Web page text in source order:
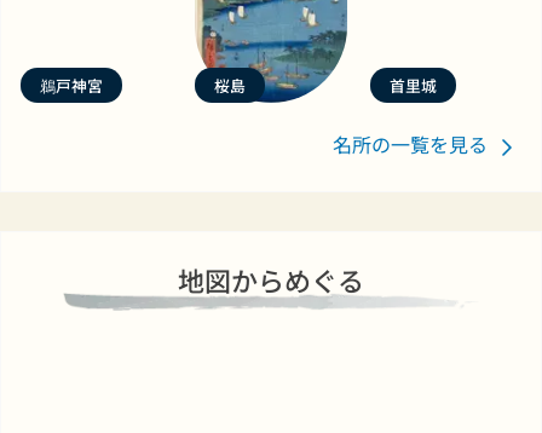
鵜戸神宮 桜島 首里城
名所の一覧を見る
地図からめぐる